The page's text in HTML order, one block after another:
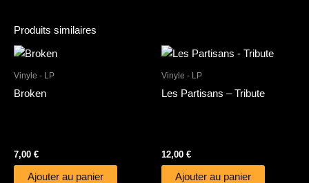
Produits similaires
Vinyle - LP
Broken
7,00 €
Ajouter au panier
Vinyle - LP
Les Partisans – Tribute
12,00 €
Ajouter au panier